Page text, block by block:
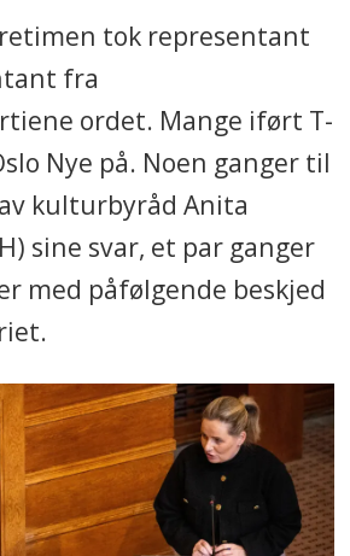
tok representant
fra
ordet. Mange iført T-
Nye på. Noen ganger til
kulturbyråd Anita
sine svar, et par ganger
med påfølgende beskjed